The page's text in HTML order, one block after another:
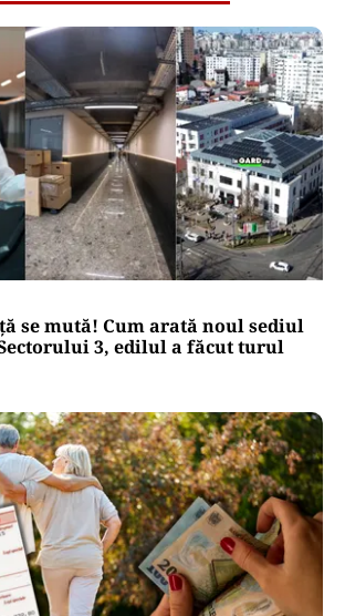
se mută! Cum arată noul sediul
3, edilul a făcut turul